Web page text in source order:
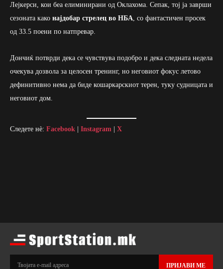
Лејкерси, кои беа елиминирани од Оклахома. Сепак, тој ја заврши
сезоната како најдобар стрелец во НБА , со фантастичен просек
од 33.5 поени по натпревар.
Дончиќ потврди дека се чувствува подобро и дека следната недела
очекува дозвола за целосен тренинг, но неговиот фокус летово
дефинитивно нема да биде кошаркарскиот терен, туку судницата и
неговиот дом.
Следете нè: Facebook Instagram X
ПРИЈАВИ МЕ